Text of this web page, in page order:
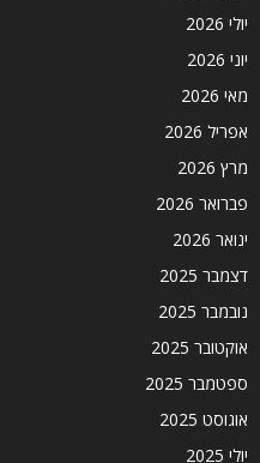
יולי 2026
יוני 2026
מאי 2026
אפריל 2026
מרץ 2026
פברואר 2026
ינואר 2026
דצמבר 2025
נובמבר 2025
אוקטובר 2025
ספטמבר 2025
אוגוסט 2025
יולי 2025